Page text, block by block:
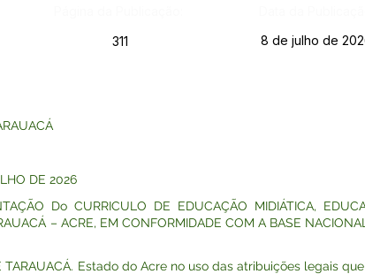
311 8 de julho de
DE 2026
Do CURRICULO DE EDUCAÇÃO MIDIÁTICA,
– ACRE, EM CONFORMIDADE COM A BASE
TARAUACÁ. Estado do Acre no uso das atribuições legais